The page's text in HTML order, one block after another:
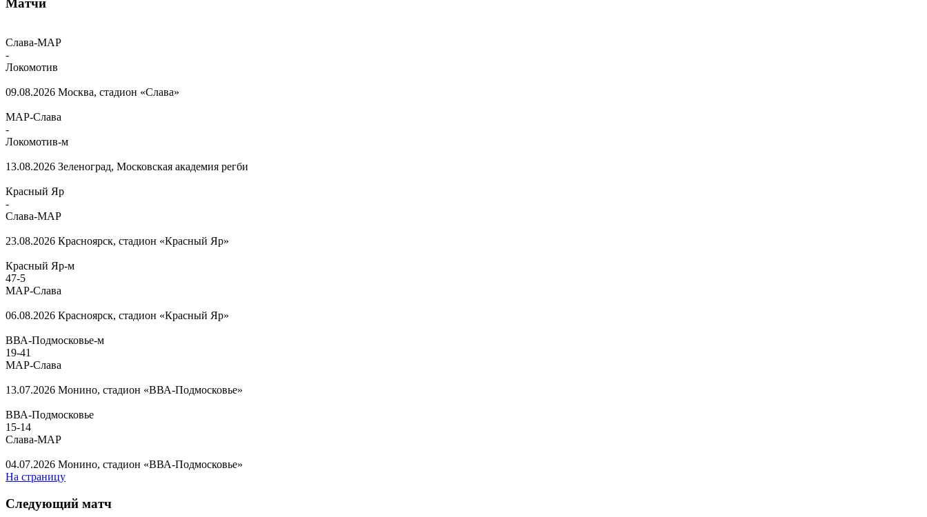
Матчи
Слава-МАР
-
Локомотив
09.08.2026 Москва, стадион «Слава»
МАР-Слава
-
Локомотив-м
13.08.2026 Зеленоград, Московская академия регби
Красный Яр
-
Слава-МАР
23.08.2026 Красноярск, стадион «Красный Яр»
Красный Яр-м
47-5
МАР-Слава
06.08.2026 Красноярск, стадион «Красный Яр»
ВВА-Подмосковье-м
19-41
МАР-Слава
13.07.2026 Монино, стадион «ВВА-Подмосковье»
ВВА-Подмосковье
15-14
Слава-МАР
04.07.2026 Монино, стадион «ВВА-Подмосковье»
На страницу
Следующий матч